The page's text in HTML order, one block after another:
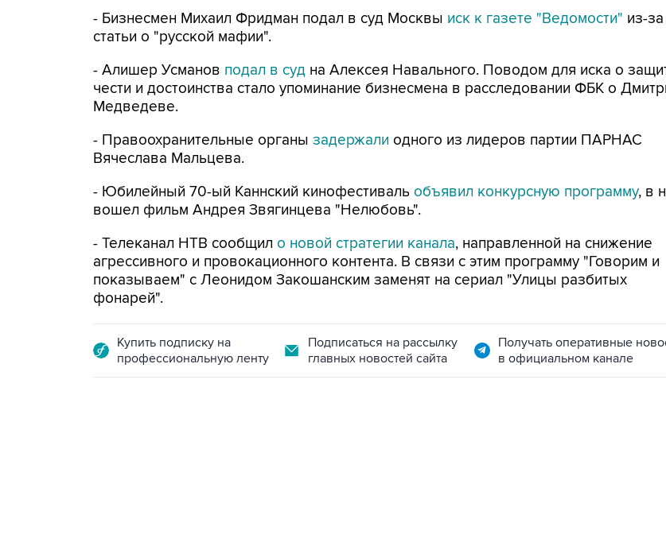
- Бизнесмен Михаил Фридман подал в суд Москвы иск к газете "Ведомости" из-за
статьи о "русской мафии".
- Алишер Усманов подал в суд на Алексея Навального. Поводом для иска о
чести и достоинства стало упоминание бизнесмена в расследовании ФБК о
Медведеве.
- Правоохранительные органы задержали одного из лидеров партии ПАРНАС
Вячеслава Мальцева.
- Юбилейный 70-ый Каннский кинофестиваль объявил конкурсную программу, в
вошел фильм Андрея Звягинцева "Нелюбовь".
- Телеканал НТВ сообщил о новой стратегии канала, направленной на снижение
агрессивного и провокационного контента. В связи с этим программу "Говорим и
показываем" с Леонидом Закошанским заменят на сериал "Улицы разбитых
фонарей".
Купить подписку на
профессиональную ленту
Подписаться на рассылку
главных новостей сайта
Получать оперативные
в официальном канале